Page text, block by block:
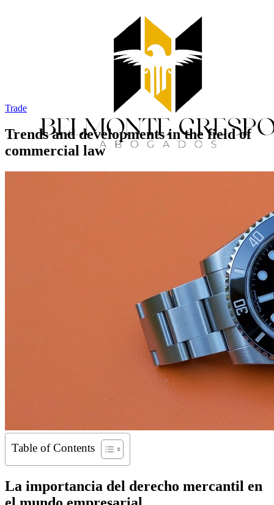
Trade
Trends and developments in the field of
commercial law
Table of Contents
La importancia del derecho mercantil en